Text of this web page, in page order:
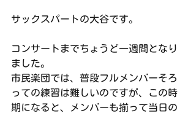
サックスパートの大谷です。
コンサートまでちょうど一週間となり
ました。
市民楽団では、普段フルメンバーそろ
っての練習は難しいのですが、この時
期になると、メンバーも揃って当日の